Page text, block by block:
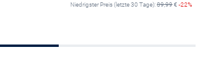
Niedrigster Preis (letzte 30 Tage):89,99€ -22%